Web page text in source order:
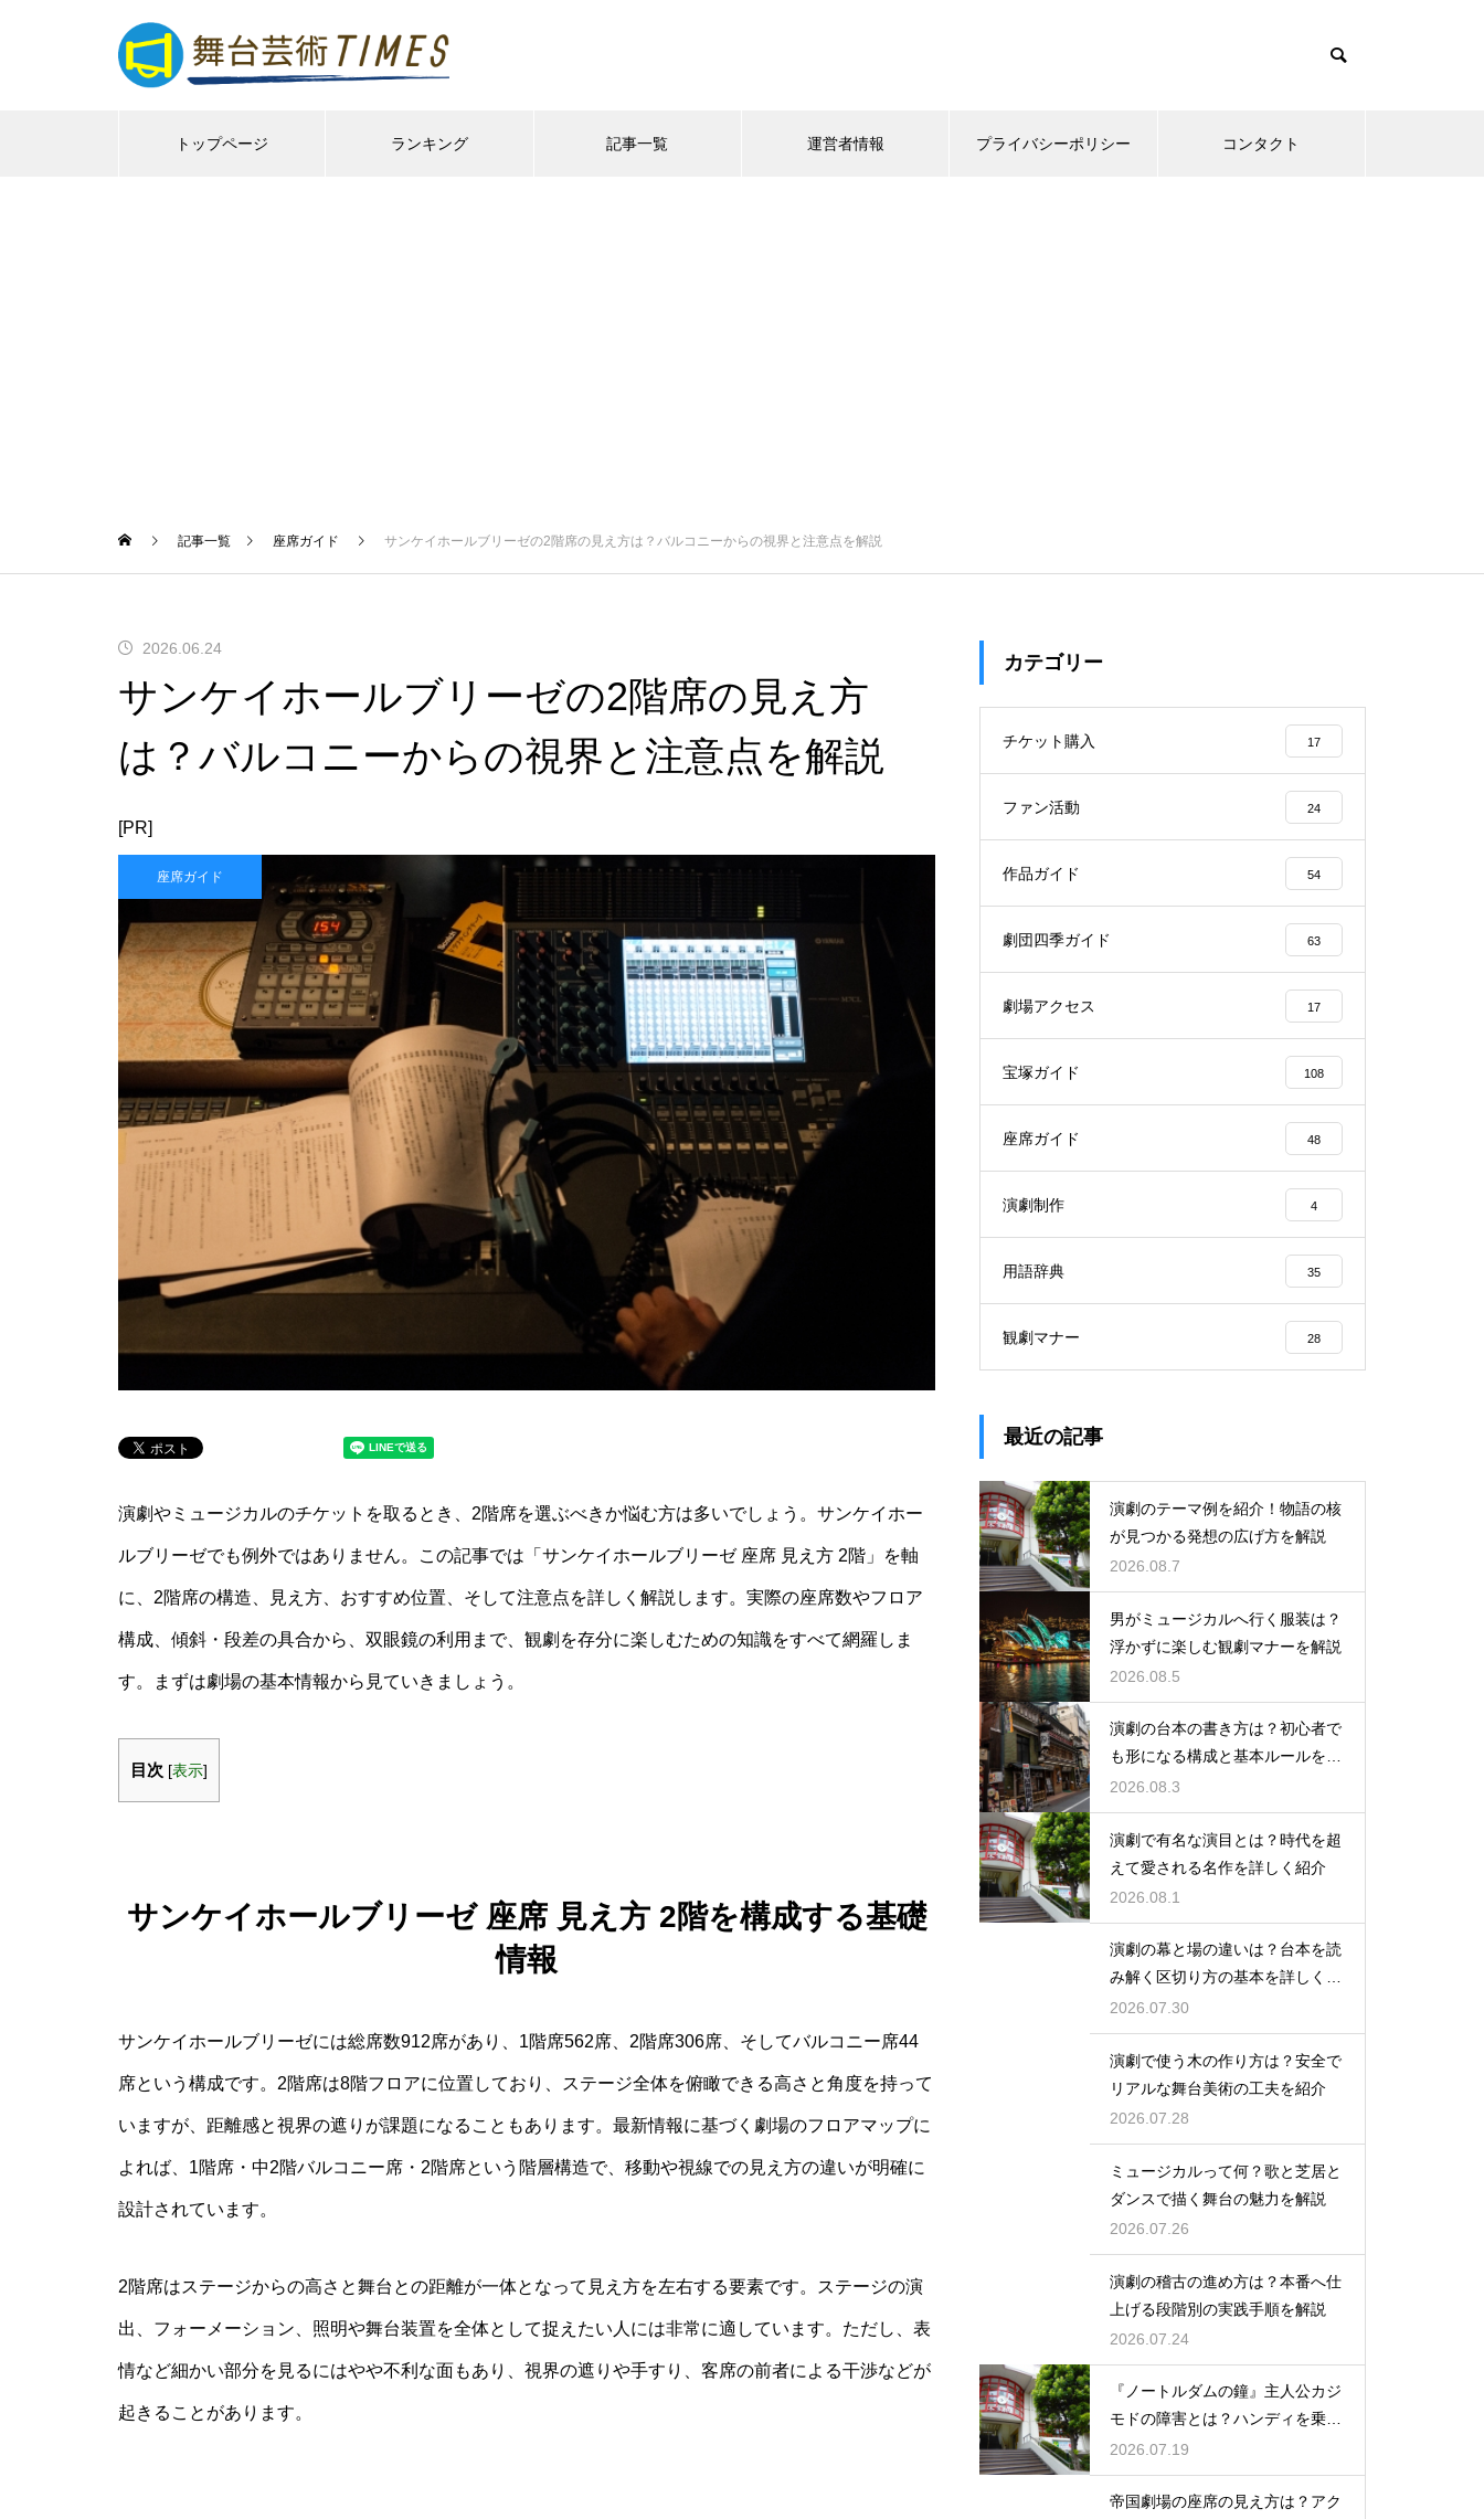
トップページ ランキング 記事一覧 運営者情報 プライバシーポリシー コンタクト
記事一覧 座席ガイド サンケイホールブリーゼの2階席の見え方は？バルコニーからの視界と注意点を解説
2026.06.24
サンケイホールブリーゼの2階席の見え方
は？バルコニーからの視界と注意点を解説
[PR]
座席ガイド
演劇やミュージカルのチケットを取るとき、2階席を選ぶべきか悩む方は多いでしょう。サンケイホー
ルブリーゼでも例外ではありません。この記事では「サンケイホールブリーゼ 座席 見え方 2階」を軸
に、2階席の構造、見え方、おすすめ位置、そして注意点を詳しく解説します。実際の座席数やフロア
構成、傾斜・段差の具合から、双眼鏡の利用まで、観劇を存分に楽しむための知識をすべて網羅しま
す。まずは劇場の基本情報から見ていきましょう。
目次 [表示]
サンケイホールブリーゼ 座席 見え方 2階を構成する基礎
情報
サンケイホールブリーゼには総席数912席があり、1階席562席、2階席306席、そしてバルコニー席44
席という構成です。2階席は8階フロアに位置しており、ステージ全体を俯瞰できる高さと角度を持って
いますが、距離感と視界の遮りが課題になることもあります。最新情報に基づく劇場のフロアマップに
よれば、1階席・中2階バルコニー席・2階席という階層構造で、移動や視線での見え方の違いが明確に
設計されています。
2階席はステージからの高さと舞台との距離が一体となって見え方を左右する要素です。ステージの演
出、フォーメーション、照明や舞台装置を全体として捉えたい人には非常に適しています。ただし、表
情など細かい部分を見るにはやや不利な面もあり、視界の遮りや手すり、客席の前者による干渉などが
起きることがあります。
カテゴリー
チケット購入 17
ファン活動 24
作品ガイド 54
劇団四季ガイド 63
劇場アクセス 17
宝塚ガイド 108
座席ガイド 48
演劇制作 4
用語辞典 35
観劇マナー 28
最近の記事
演劇のテーマ例を紹介！物語の核
が見つかる発想の広げ方を解説
2026.08.7
男がミュージカルへ行く服装は？
浮かずに楽しむ観劇マナーを解説
2026.08.5
演劇の台本の書き方は？初心者で
も形になる構成と基本ルールを解
説
2026.08.3
演劇で有名な演目とは？時代を超
えて愛される名作を詳しく紹介
2026.08.1
演劇の幕と場の違いは？台本を読
み解く区切り方の基本を詳しく解
説
2026.07.30
演劇で使う木の作り方は？安全で
リアルな舞台美術の工夫を紹介
2026.07.28
ミュージカルって何？歌と芝居と
ダンスで描く舞台の魅力を解説
2026.07.26
演劇の稽古の進め方は？本番へ仕
上げる段階別の実践手順を解説
2026.07.24
『ノートルダムの鐘』主人公カジ
モドの障害とは？ハンディを乗り
越える姿に感動
2026.07.19
帝国劇場の座席の見え方は？アク